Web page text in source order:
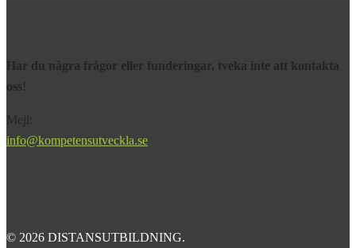
Har du några frågor eller funderingar, tveka inte att kontakta
oss!
Mejl:
info@kompetensutveckla.se
© 2026 DISTANSUTBILDNING.